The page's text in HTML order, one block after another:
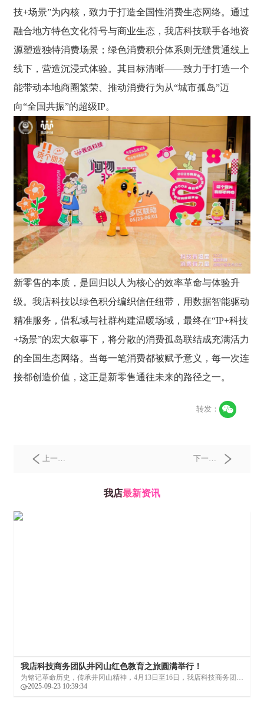
技+场景”为内核，致力于打造全国性消费生态网络。通过
融合地方特色文化符号与商业生态，我店科技联手各地资
源塑造独特消费场景；绿色消费积分体系则无缝贯通线上
线下，营造沉浸式体验。其目标清晰——致力于打造一个
能带动本地商圈繁荣、推动消费行为从“城市孤岛”迈
向“全国共振”的超级IP。
新零售的本质，是回归以人为核心的效率革命与体验升
级。我店科技以绿色积分编织信任纽带，用数据智能驱动
精准服务，借私域与社群构建温暖场域，最终在“IP+科技
+场景”的宏大叙事下，将分散的消费孤岛联结成充满活力
的全国生态网络。当每一笔消费都被赋予意义，每一次连
接都创造价值，这正是新零售通往未来的路径之一。
转发：
上一
下一
我店最新资讯
我店科技商务团队井冈山红色教育之旅圆满举行！
为铭记革命历史，传承井冈山精神，4月13日至16日，我店科技商务团队
四部、七部、十四部、十五部、十六部汇聚百余名经理以上级别成员，
2025-09-23 10:39:34